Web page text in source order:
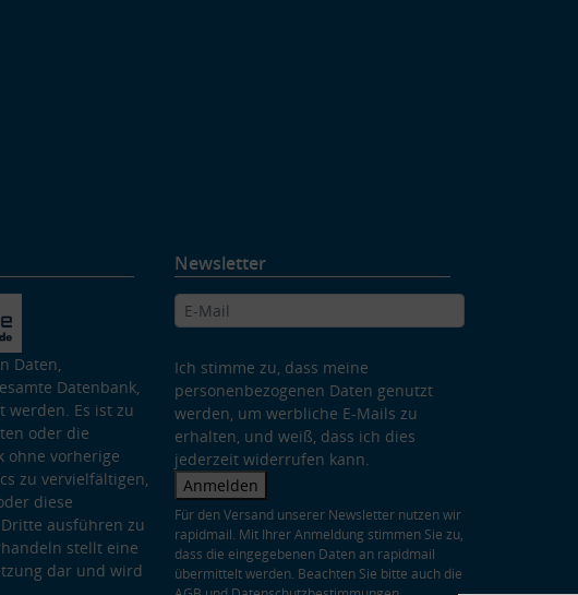
Daten,
Datenbank,
Es ist zu
oder die
ohne vorherige
zu vervielfältigen,
diese
ausführen zu
stellt eine
dar und wird
Newsletter
Ich stimme zu, dass meine
personenbezogenen Daten genutzt
werden, um werbliche E-Mails zu
erhalten, und weiß, dass ich dies
jederzeit widerrufen kann.
Anmelden
Für den Versand unserer Newsletter nutzen wir
rapidmail. Mit Ihrer Anmeldung stimmen Sie zu,
dass die eingegebenen Daten an rapidmail
übermittelt werden. Beachten Sie bitte auch die